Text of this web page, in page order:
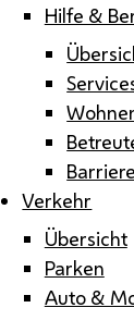
Hilfe &
Verkehr
Übersicht
Parken
Auto &